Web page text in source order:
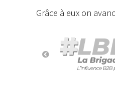
Grâce à eux on